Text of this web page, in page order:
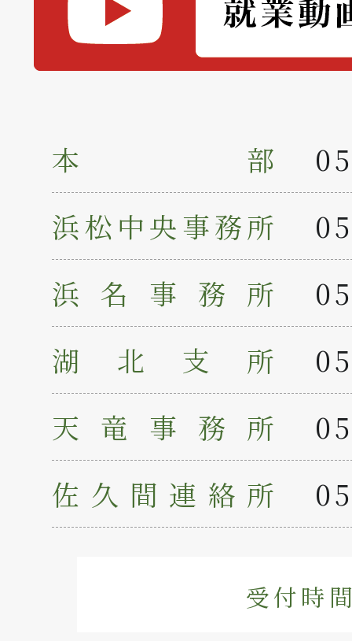
本部
浜松中央事務所
浜名事務所
湖北支所
天竜事務所
佐久間連絡所
受付時